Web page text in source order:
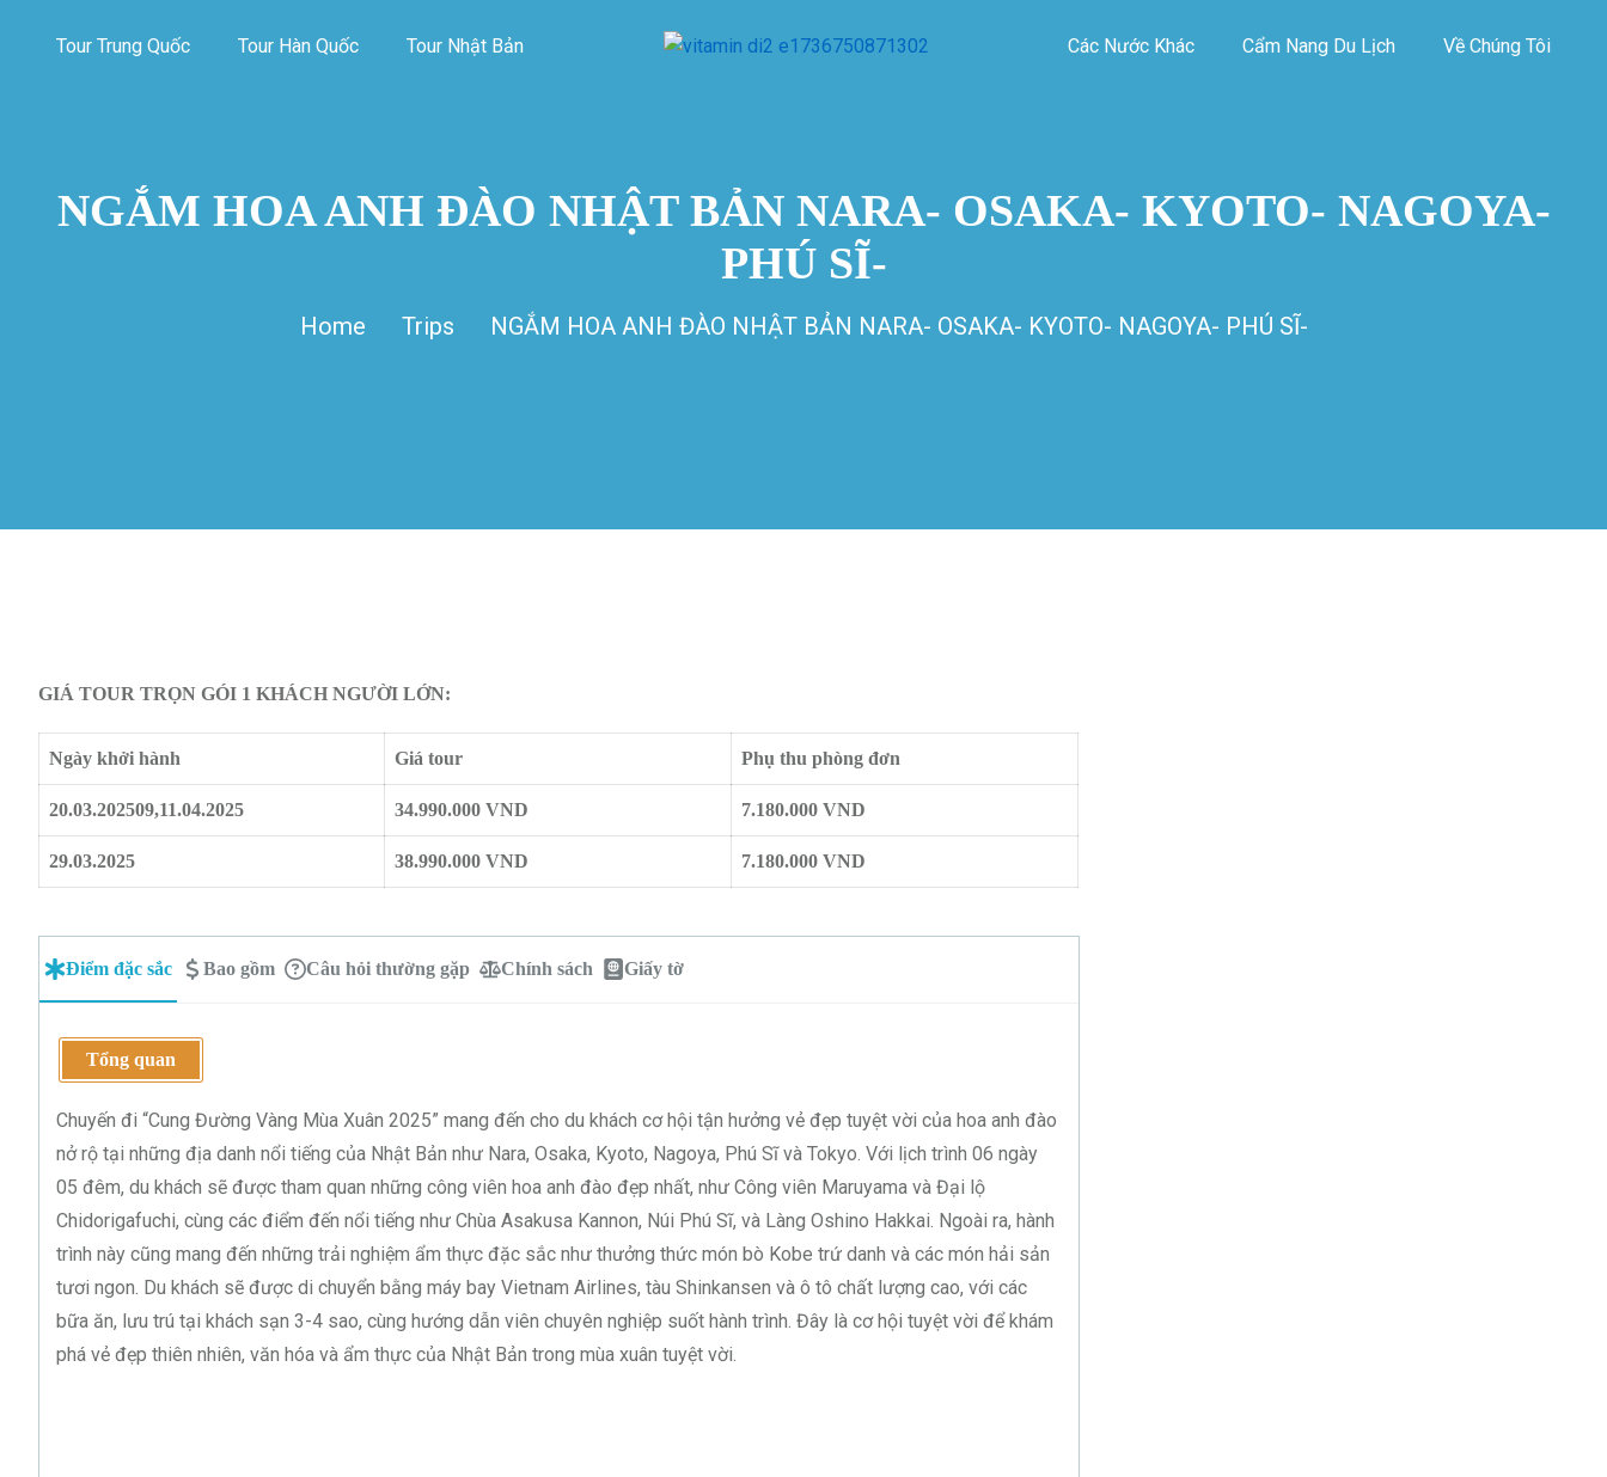
Tour Trung Quốc Tour Hàn Quốc Tour Nhật Bản Các Nước Khác Cẩm Nang Du Lịch Về Chúng Tôi
NGẮM HOA ANH ĐÀO NHẬT BẢN NARA- OSAKA- KYOTO- NAGOYA-
PHÚ SĨ-
Home Trips NGẮM HOA ANH ĐÀO NHẬT BẢN NARA- OSAKA- KYOTO- NAGOYA- PHÚ SĨ-
GIÁ TOUR TRỌN GÓI 1 KHÁCH NGƯỜI LỚN:
Ngày khởi hành Giá tour Phụ thu phòng đơn
20.03.202509,11.04.2025 34.990.000 VND 7.180.000 VND
29.03.2025 38.990.000 VND 7.180.000 VND
Điểm đặc sắc Bao gồm Câu hỏi thường gặp Chính sách Giấy tờ
Tổng quan
Chuyến đi “Cung Đường Vàng Mùa Xuân 2025” mang đến cho du khách cơ hội tận hưởng vẻ đẹp tuyệt vời của hoa anh đào
nở rộ tại những địa danh nổi tiếng của Nhật Bản như Nara, Osaka, Kyoto, Nagoya, Phú Sĩ và Tokyo. Với lịch trình 06 ngày
05 đêm, du khách sẽ được tham quan những công viên hoa anh đào đẹp nhất, như Công viên Maruyama và Đại lộ
Chidorigafuchi, cùng các điểm đến nổi tiếng như Chùa Asakusa Kannon, Núi Phú Sĩ, và Làng Oshino Hakkai. Ngoài ra, hành
trình này cũng mang đến những trải nghiệm ẩm thực đặc sắc như thưởng thức món bò Kobe trứ danh và các món hải sản
tươi ngon. Du khách sẽ được di chuyển bằng máy bay Vietnam Airlines, tàu Shinkansen và ô tô chất lượng cao, với các
bữa ăn, lưu trú tại khách sạn 3-4 sao, cùng hướng dẫn viên chuyên nghiệp suốt hành trình. Đây là cơ hội tuyệt vời để khám
phá vẻ đẹp thiên nhiên, văn hóa và ẩm thực của Nhật Bản trong mùa xuân tuyệt vời.